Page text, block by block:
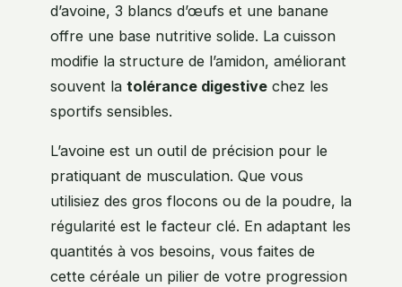
d’avoine, 3 blancs d’œufs et une banane
offre une base nutritive solide. La cuisson
modifie la structure de l’amidon, améliorant
souvent la tolérance digestive chez les
sportifs sensibles.
L’avoine est un outil de précision pour le
pratiquant de musculation. Que vous
utilisiez des gros flocons ou de la poudre, la
régularité est le facteur clé. En adaptant les
quantités à vos besoins, vous faites de
cette céréale un pilier de votre progression